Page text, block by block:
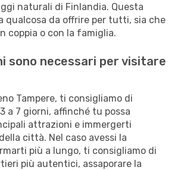
naturali di Finlandia. Questa
qualcosa da offrire per tutti, sia che
coppia o con la famiglia.
sono necessari per visitare
Tampere, ti consigliamo di
a 7 giorni, affinché tu possa
attrazioni e immergerti
città. Nel caso avessi la
più a lungo, ti consigliamo di
più autentici, assaporare la